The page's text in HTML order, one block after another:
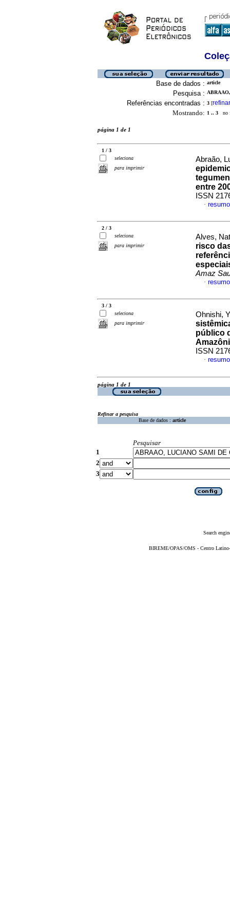
Base de dados : article
Pesquisa :
Referências encontradas : 3 [refinar
Mostrando: 1 .. 3 no
página 1 de 1
1 / 3
seleciona
para imprimir
Abraão,
entre
ISSN
·
2 / 3
seleciona
para imprimir
Alves,
risco
Amaz
·
3 / 3
seleciona
para imprimir
Ohnishi,
público
ISSN
·
página 1 de 1
Refinar a pesquisa
Base de dados : article
Pesquisar
1
2
3
Search
BIREME/OPAS/OMS - Centro Latino-